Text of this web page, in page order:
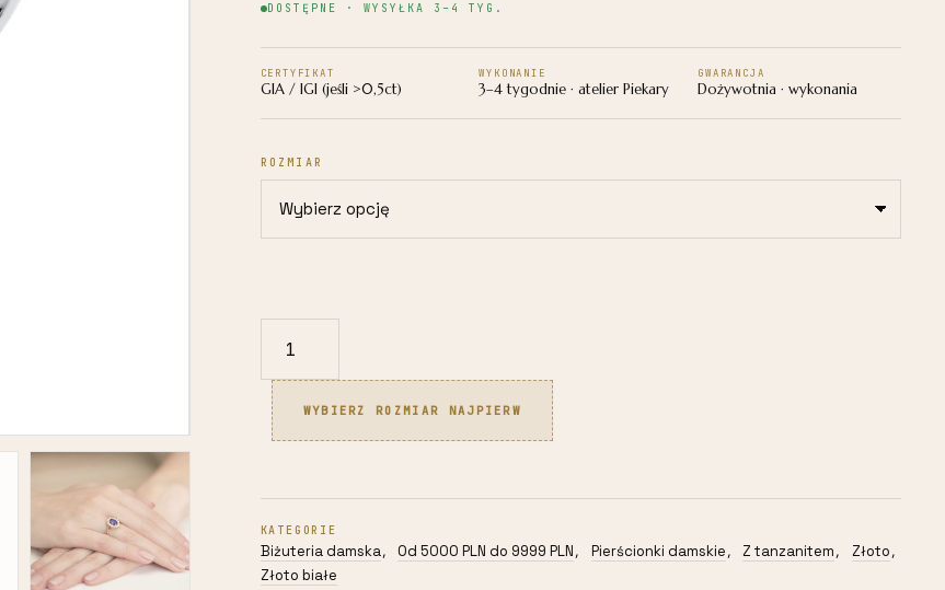
DOSTĘPNE · WYSYŁKA 3–4 TYG.
CERTYFIKAT
GIA / IGI (jeśli >0,5ct)
WYKONANIE
3–4 tygodnie · atelier Piekary
GWARANCJA
Dożywotnia · wykonania
ROZMIAR
ilość
Pierścionek
białego
z
tanzanitem
WYBIERZ ROZMIAR NAJPIERW
KATEGORIE
Biżuteria damska,Od 5000 PLN do 9999 PLN , Pierścionki damskie ,Z tanzanitem ,Złoto ,
Złoto białe